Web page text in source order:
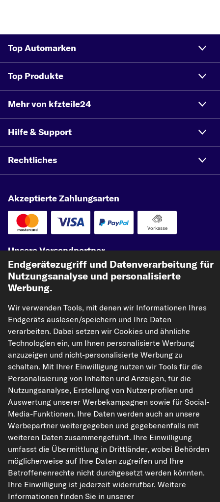
Top Automarken
Top Produkte
Mehr von kfzteile24
Hilfe & Support
Rechtliches
Akzeptierte Zahlungsarten
Vorkasse
Unsere Versandpartner
kfzteile24.de carpardoo.nl
carpardoo.fr
carpardoo.dk
Die hier dargestellten Daten, insbesondere die gesamte Datenbank, dürfen
nicht vervielfältigt werden. Die Vervielfältigung und Verbreitung der Daten und
der Datenbank ohne vorherige Einwilligung von TecAlliance und/oder die
Einbeziehung Dritter in solche Aktivitäten ist streng verboten. Jegliche
unautorisierte Nutzung von Inhalten stellt eine Verletzung des Urheberrechts
dar und kann rechtliche Schritte nach sich ziehen.
Vertrag widerrufen
Endgerätezugriff und Datenverarbeitung für
Nutzungsanalyse und personalisierte
Werbung.
Wir verwenden Tools, mit denen wir Informationen Ihres
Endgeräts auslesen/speichern und Ihre Daten
verarbeiten. Dabei setzen wir Cookies und ähnliche
Technologien ein, um Ihnen personalisierte Werbung
anzuzeigen und nicht-personalisierte Werbung zu
schalten. Mit Ihrer Einwilligung nutzen wir Tools für die
Personalisierung von Inhalten und Anzeigen, für die
Nutzungsanalyse, Erstellung von Nutzerprofilen und
Auswertung unserer Werbekampagnen sowie für Social-
Media-Funktionen. Ihre Daten werden auch an unsere
Werbepartner weitergegeben und gegebenenfalls mit
weiteren Daten zusammengeführt. Ihre Einwilligung
umfasst die Übermittlung in Drittländer, wobei Behörden
möglicherweise auf Ihre Daten zugreifen und Ihre
Betroffenenrechte nicht durchgesetzt werden könnten.
Ihre Einwilligung ist jederzeit widerrufbar. Weitere
Informationen finden Sie in unserer